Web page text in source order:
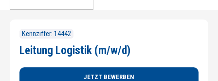
Kennziffer: 14442
Leitung Logistik (m/w/d)
JETZT BEWERBEN